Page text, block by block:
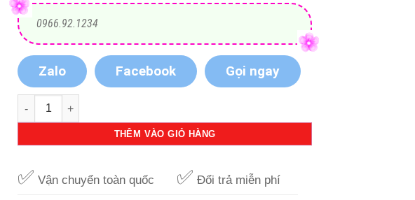
0966.92.1234
Zalo Facebook Gọi ngay
Bộ quây ga thỏ trắng 53x94cm số lượng
THÊM VÀO GIỎ HÀNG
✅ Vận chuyển toàn quốc ✅ Đổi trả miễn phí